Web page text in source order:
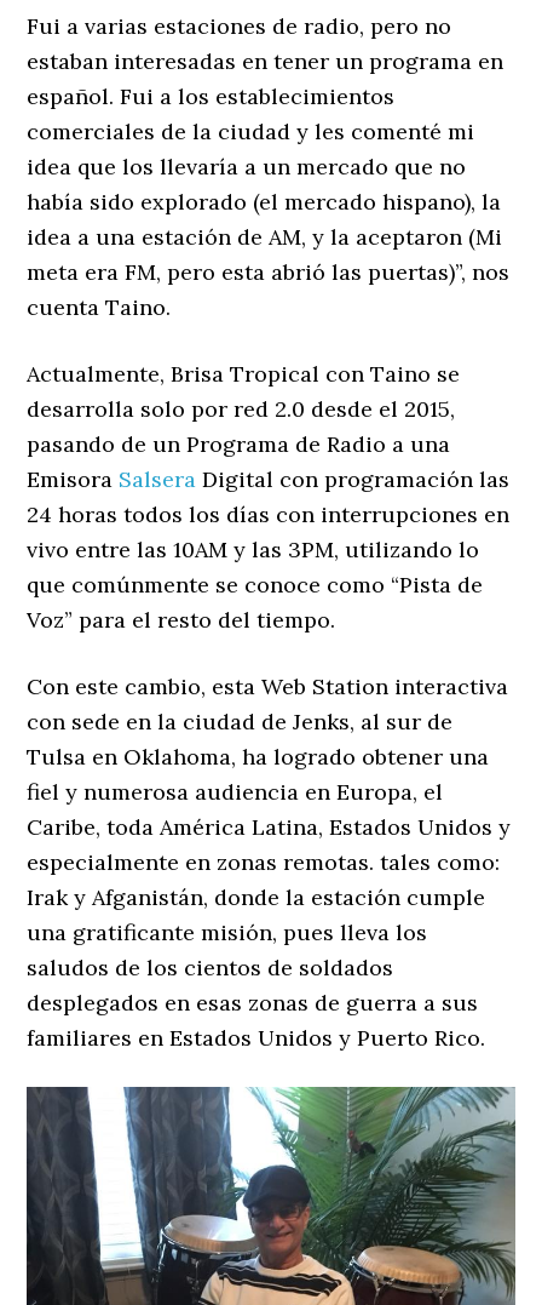
Fui a varias estaciones de radio, pero no
estaban interesadas en tener un programa en
español. Fui a los establecimientos
comerciales de la ciudad y les comenté mi
idea que los llevaría a un mercado que no
había sido explorado (el mercado hispano), la
idea a una estación de AM, y la aceptaron (Mi
meta era FM, pero esta abrió las puertas)”, nos
cuenta Taino.
Actualmente, Brisa Tropical con Taino se
desarrolla solo por red 2.0 desde el 2015,
pasando de un Programa de Radio a una
Emisora ​​ Salsera Digital con programación las
24 horas todos los días con interrupciones en
vivo entre las 10AM y las 3PM, utilizando lo
que comúnmente se conoce como “Pista de
Voz” para el resto del tiempo.
Con este cambio, esta Web Station interactiva
con sede en la ciudad de Jenks, al sur de
Tulsa en Oklahoma, ha logrado obtener una
fiel y numerosa audiencia en Europa, el
Caribe, toda América Latina, Estados Unidos y
especialmente en zonas remotas. tales como:
Irak y Afganistán, donde la estación cumple
una gratificante misión, pues lleva los
saludos de los cientos de soldados
desplegados en esas zonas de guerra a sus
familiares en Estados Unidos y Puerto Rico.